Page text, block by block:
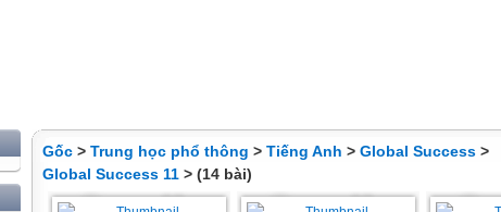
Gốc > Trung học phổ thông > Tiếng Anh > Global Success >
Global Success 11 > (14 bài)